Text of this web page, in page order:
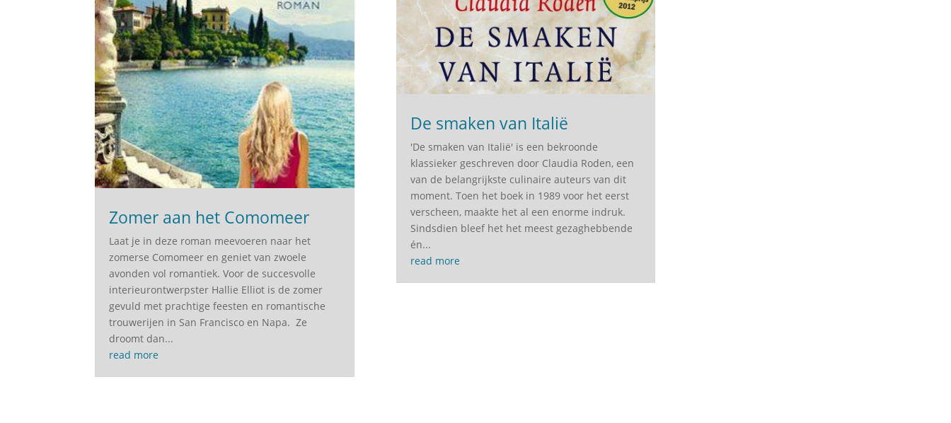
Zomer aan het Comomeer
Laat je in deze roman meevoeren naar het
zomerse Comomeer en geniet van zwoele
avonden vol romantiek. Voor de succesvolle
interieurontwerpster Hallie Elliot is de zomer
gevuld met prachtige feesten en romantische
trouwerijen in San Francisco en Napa. Ze
droomt dan...
read more
De smaken van Italië
'De smaken van Italië' is een bekroonde
klassieker geschreven door Claudia Roden, een
van de belangrijkste culinaire auteurs van dit
moment. Toen het boek in 1989 voor het eerst
verscheen, maakte het al een enorme indruk.
Sindsdien bleef het het meest gezaghebbende
én...
read more